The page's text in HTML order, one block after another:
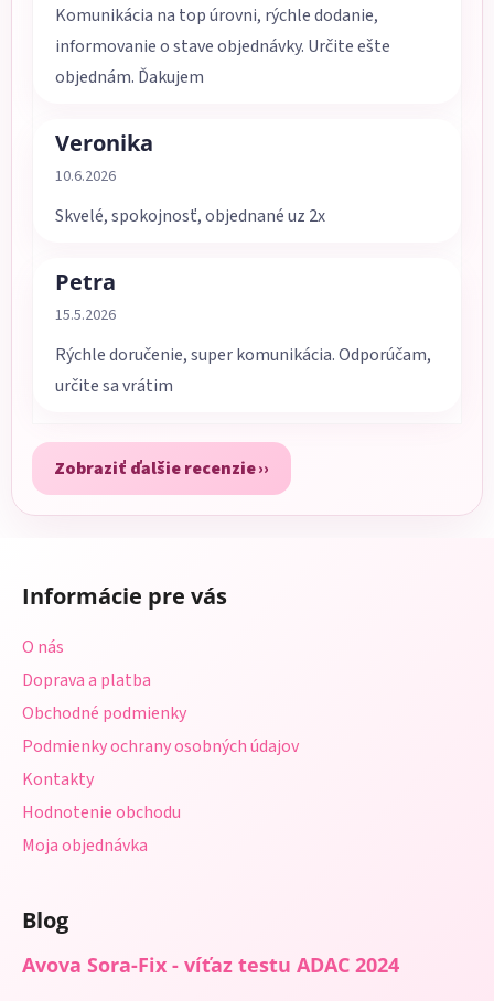
Komunikácia na top úrovni, rýchle dodanie,
informovanie o stave objednávky. Určite ešte
objednám. Ďakujem
Veronika
Hodnotenie obchodu je 5 z 5 hviezdičiek.
10.6.2026
Skvelé, spokojnosť, objednané uz 2x
Petra
Hodnotenie obchodu je 5 z 5 hviezdičiek.
15.5.2026
Rýchle doručenie, super komunikácia. Odporúčam,
určite sa vrátim
Zobraziť ďalšie recenzie
Informácie pre vás
O nás
Doprava a platba
Obchodné podmienky
Podmienky ochrany osobných údajov
Kontakty
Hodnotenie obchodu
Moja objednávka
Blog
Avova Sora-Fix - víťaz testu ADAC 2024